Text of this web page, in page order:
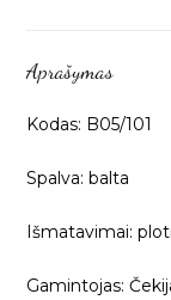
Aprašymas
Kodas: B05/101
Spalva: balta
Išmatavimai:
Gamintojas: